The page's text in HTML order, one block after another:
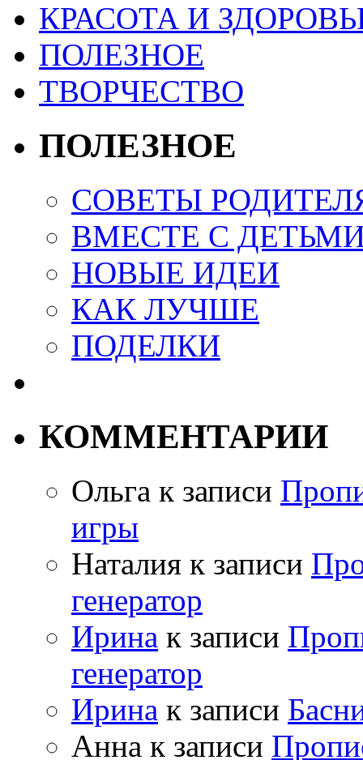
КРАСОТА И
ПОЛЕЗНОЕ
ТВОРЧЕСТВО
ПОЛЕЗНОЕ
СОВЕТЫ
ВМЕСТЕ С
НОВЫЕ ИДЕИ
КАК ЛУЧШЕ
ПОДЕЛКИ
КОММЕНТАРИИ
Ольга к записи
игры
Наталия к записи
генератор
Ирина к записи
генератор
Ирина к записи
Анна к записи